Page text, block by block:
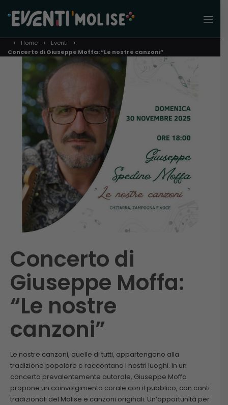
Home
Eventi
Concerto di Giuseppe Moffa: “Le nostre canzoni”
Concerto di
Giuseppe Moffa:
“Le nostre
canzoni”
Le nostre canzoni, quelle di tutti, appartengono alla
tradizione popolare e raccontano i nostri luoghi. In un
concerto prevalentemente autorale, Giuseppe Moffa
propone un coinvolgimento corale con il pubblico, con canti
tradizionali del Molise e canzoni originali. Un’opportunità per